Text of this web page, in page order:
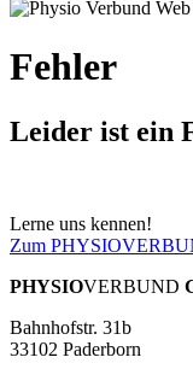
Fehler
Leider ist ein
Lerne uns kennen!
Zum
PHYSIOVERBUND
Bahnhofstr. 31b
33102 Paderborn